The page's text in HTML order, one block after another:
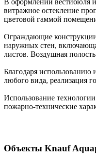
В оформлении вестибюля и
витражное остекление
цветовой гаммой
Ограждающие
наружных стен,
листов. Воздушная
Благодаря
любого вида, реализация
Использование
пожарно-технические
Объекты Knauf